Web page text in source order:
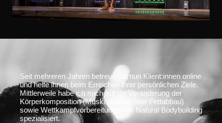
Seit mehreren Jahren betreue ich nun Klient:innen online
und helfe ihnen beim Erreichen ihrer persönlichen Ziele.
Mittlerweile habe ich mich auf die Veränderung der
Körperkomposition (Muskelaufbau oder Fettabbau)
sowie Wettkampfvorbereitungen im Natural Bodybuilding
spezialisiert.